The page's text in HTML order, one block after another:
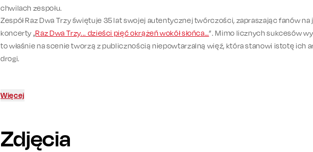
chwilach zespołu.
Zespół Raz Dwa Trzy świętuje 35 lat swojej autentycznej twórczości, zapraszając fanów
koncerty „Raz Dwa Trzy... dzieści pięć okrążeń wokół słońca…”. Mimo licznych sukcesów
to właśnie na scenie tworzą z publicznością niepowtarzalną więź, która stanowi istotę ich
drogi.
Więcej
Zdjęcia